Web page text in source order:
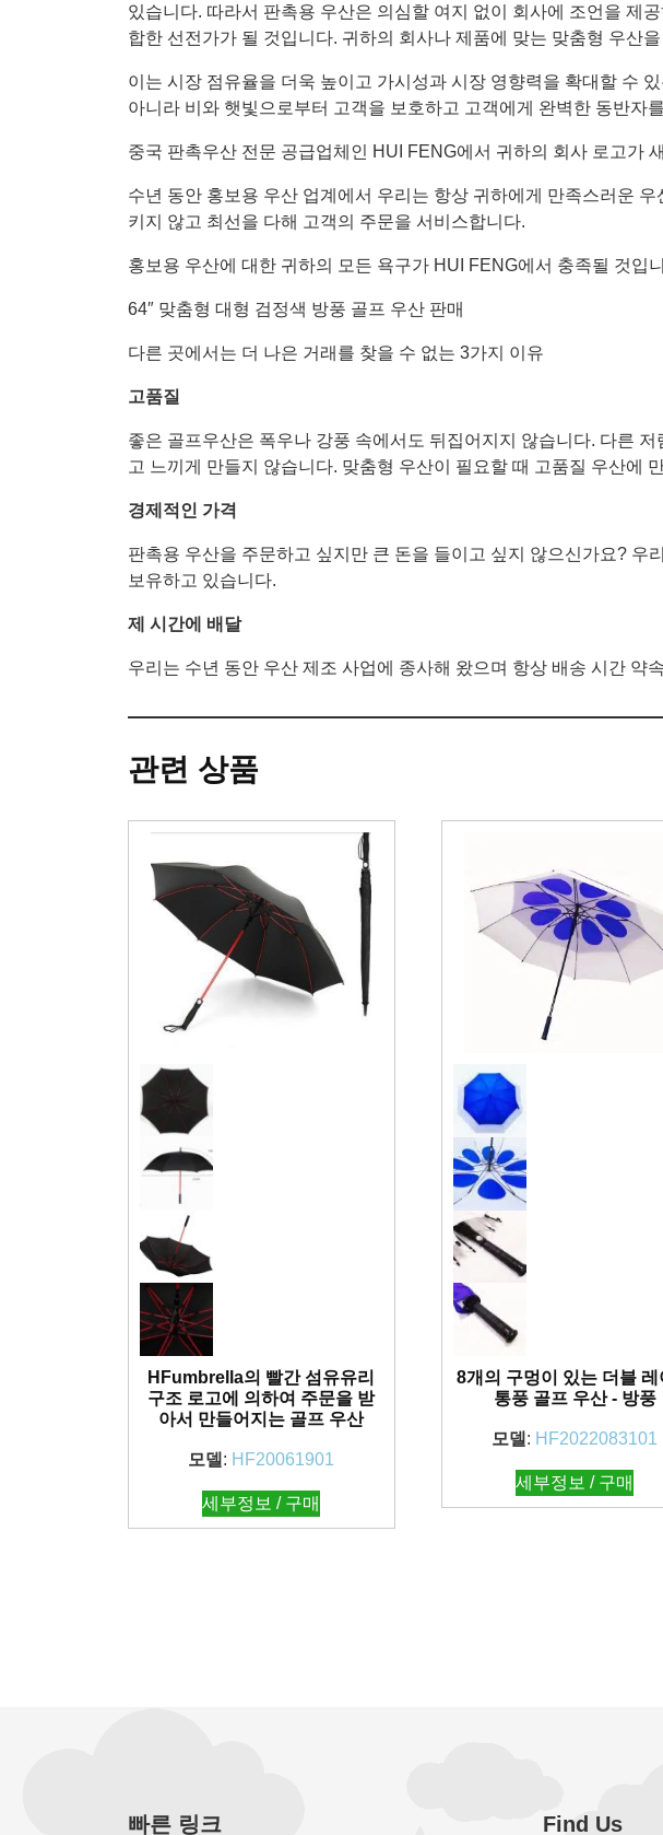
있습니다. 따라서 판촉용 우산은 의심할 여지 없이 회사에 조언을 제
합한 선전가가 될 것입니다. 귀하의 회사나 제품에 맞는 맞춤형 우산
이는 시장 점유율을 더욱 높이고 가시성과 시장 영향력을 확대할 수
아니라 비와 햇빛으로부터 고객을 보호하고 고객에게 완벽한 동반자
중국 판촉우산 전문 공급업체인 HUI FENG에서 귀하의 회사 로고가
수년 동안 홍보용 우산 업계에서 우리는 항상 귀하에게 만족스러운
키지 않고 최선을 다해 고객의 주문을 서비스합니다.
홍보용 우산에 대한 귀하의 모든 욕구가 HUI FENG에서 충족될 것입
64″ 맞춤형 대형 검정색 방풍 골프 우산 판매
다른 곳에서는 더 나은 거래를 찾을 수 없는 3가지 이유
고품질
좋은 골프우산은 폭우나 강풍 속에서도 뒤집어지지 않습니다. 다른
고 느끼게 만들지 않습니다. 맞춤형 우산이 필요할 때 고품질 우산에
경제적인 가격
판촉용 우산을 주문하고 싶지만 큰 돈을 들이고 싶지 않으신가요?
보유하고 있습니다.
제 시간에 배달
우리는 수년 동안 우산 제조 사업에 종사해 왔으며 항상 배송 시간 약
관련 상품
HFumbrella의 빨간 섬유유리
구조 로고에 의하여 주문을 받
아서 만들어지는 골프 우산
모델 : HF20061901
세부정보 / 구매
8개의 구멍이 있는 더블 레
통풍 골프 우산 - 방풍
모델 : HF2022083101
세부정보 / 구매
빠른 링크 Find Us